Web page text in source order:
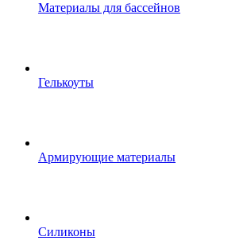
Материалы для бассейнов
Гелькоуты
Армирующие материалы
Силиконы